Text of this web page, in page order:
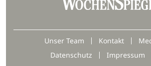
Unser Team Kontakt
Datenschutz
Impressum